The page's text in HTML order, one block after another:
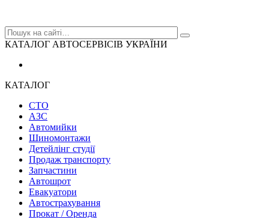
КАТАЛОГ АВТОСЕРВІСІВ УКРАЇНИ
КАТАЛОГ
СТО
АЗС
Автомийки
Шиномонтажи
Детейлінг студії
Продаж транспорту
Запчастини
Автошрот
Евакуатори
Автострахування
Прокат / Оренда